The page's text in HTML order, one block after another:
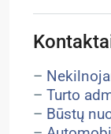
–
– Turto
– Būstų